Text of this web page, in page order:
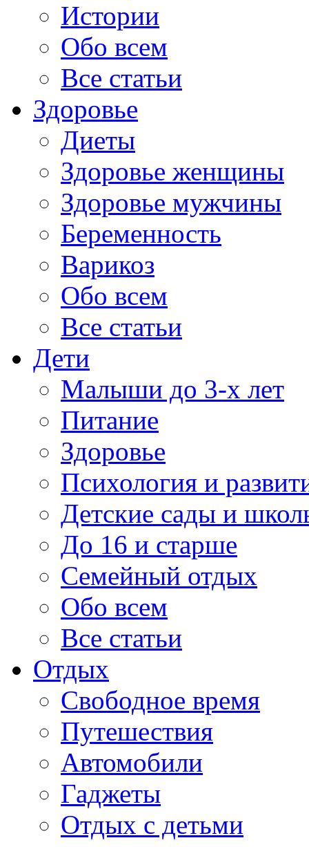
Истории
Обо всем
Все статьи
Здоровье
Диеты
Здоровье женщины
Здоровье мужчины
Беременность
Варикоз
Обо всем
Все статьи
Дети
Малыши до 3-х лет
Питание
Здоровье
Психология и
Детские сады и
До 16 и старше
Семейный отдых
Обо всем
Все статьи
Отдых
Свободное время
Путешествия
Автомобили
Гаджеты
Отдых с детьми